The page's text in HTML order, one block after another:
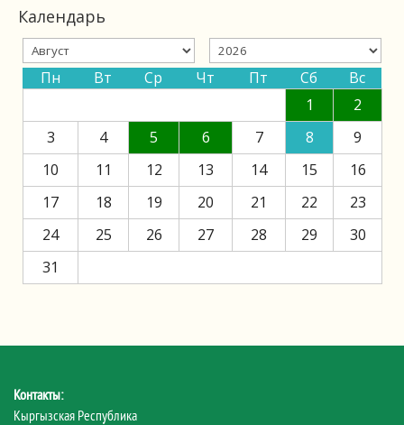
Календарь
Пн Вт Ср Чт Пт Сб
Вс
1
2
3
4 5 6 7 8
9
10
11 12 13 14 15
16
17
18 19 20 21 22
23
24
25 26 27 28 29
30
31
Контакты:
Кыргызская Республика